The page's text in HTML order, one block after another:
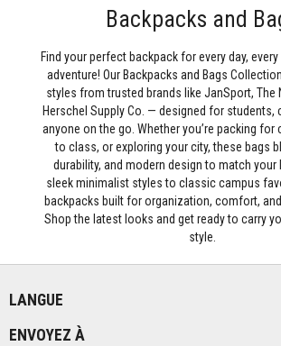
Backpacks and
Find your perfect backpack for every day,
adventure! Our Backpacks and Bags
styles from trusted brands like JanSport, The
Herschel Supply Co. — designed for students,
anyone on the go. Whether you’re packing for
to class, or exploring your city, these bags
durability, and modern design to match your
sleek minimalist styles to classic campus
backpacks built for organization, comfort, and
Shop the latest looks and get ready to carry
style.
LANGUE
ENVOYEZ À